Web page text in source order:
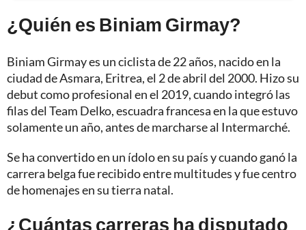
¿Quién es Biniam Girmay?
Biniam Girmay es un ciclista de 22 años, nacido en la
ciudad de Asmara, Eritrea, el 2 de abril del 2000. Hizo su
debut como profesional en el 2019, cuando integró las
filas del Team Delko, escuadra francesa en la que estuvo
solamente un año, antes de marcharse al Intermarché.
Se ha convertido en un ídolo en su país y cuando ganó la
carrera belga fue recibido entre multitudes y fue centro
de homenajes en su tierra natal.
¿Cuántas carreras ha disputado